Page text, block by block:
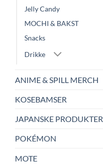
Jelly Candy
MOCHI & BAKST
Snacks
Drikke
ANIME & SPILL MERCH
KOSEBAMSER
JAPANSKE PRODUKTER
POKÉMON
MOTE